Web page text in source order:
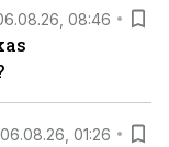
08:46
06.08.26, 01:26